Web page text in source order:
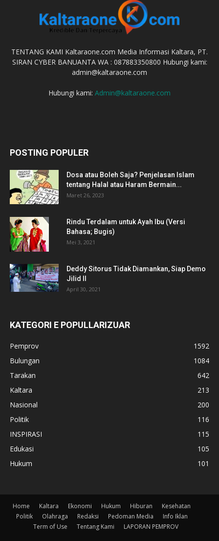
TENTANG KAMI Kaltaraone.com Media Informasi Kaltara, PT.
SIRAN CYBER BANUANTA WA : 087883350800 Hubungi kami:
admin@kaltaraone.com
Hubungi kami: Admin@kaltaraone.com
POSTING POPULER
Dosa atau Boleh Saja? Penjelasan Islam
tentang Halal atau Haram Bermain...
Maret 26, 2023
Rindu Terdalam untuk Ayah Ibu (Versi
Bahasa; Bugis)
Mei 3, 2021
Deddy Sitorus Tidak Diamankan, Siap Demo
Jilid II
April 30, 2021
KATEGORI E POPULLARIZUAR
Pemprov
1592
Bulungan
1084
Tarakan
642
Kaltara
213
Nasional
200
Politik
116
INSPIRASI
115
Edukasi
105
Hukum
101
Home Kaltara Ekonomi Hukum Hiburan
Kesehatan
Politik
Olahraga Redaksi Pedoman Media
Info Iklan
Term of Use
Tentang Kami LAPORAN PEMPROV